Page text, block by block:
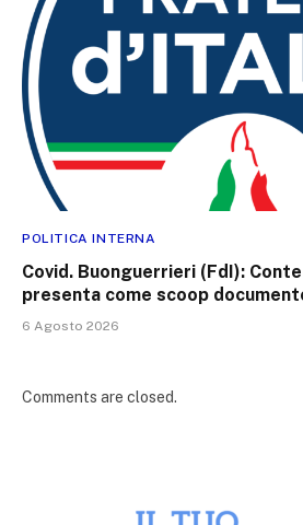
POLITICA INTERNA
Covid. Buonguerrieri (FdI):
presenta come scoop
6 Agosto 2026
Comments are closed.